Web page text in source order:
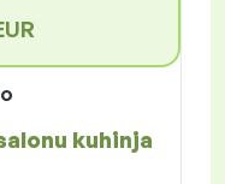
kuhinja